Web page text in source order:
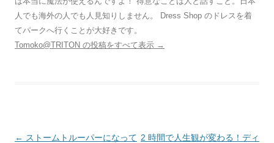
人でも海外の人でも人見知りしません。 Dress Shop のドレスを着
てパークへ行くことが大好きです。
Tomoko@TRITON の投稿をすべて表示 →
投
← ストームトルーパーになって 2 時間で人生観が変わる！ディ